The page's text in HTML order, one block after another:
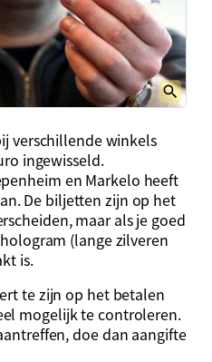
verschillende winkels
ingewisseld.
en Markelo heeft
De biljetten zijn op het
maar als je goed
(lange zilveren
is.
te zijn op het betalen
mogelijk te controleren.
doe dan aangifte